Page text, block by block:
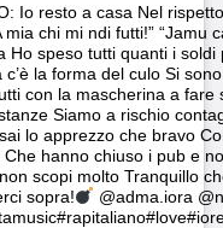
Io resto a casa Nel
chi mi ndi futti!” “Jamu
speso tutti quanti i soldi
la forma del culo Si
con la mascherina a
Siamo a rischio
lo apprezzo che bravo
hanno chiuso i pub e
scopi molto Tranquillo
sopra!
@adma.iora